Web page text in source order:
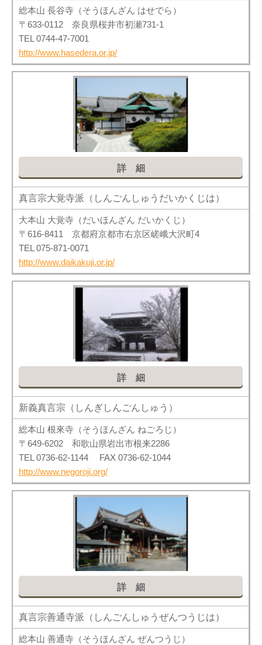
総本山 長谷寺（そうほんざん はせでら）
〒633-0112 奈良県桜井市初瀬731-1
TEL 0744-47-7001
http://www.hasedera.or.jp/
詳細
真言宗大覚寺派（しんごんしゅうだいかくじは）
大本山 大覚寺（だいほんざん だいかくじ）
〒616-8411 京都府京都市右京区嵯峨大沢町4
TEL 075-871-0071
http://www.daikakuji.or.jp/
詳細
新義真言宗（しんぎしんごんしゅう）
総本山 根來寺（そうほんざん ねごろじ）
〒649-6202 和歌山県岩出市根来2286
TEL 0736-62-1144 FAX 0736-62-1044
http://www.negoroji.org/
詳細
真言宗善通寺派（しんごんしゅうぜんつうじは）
総本山 善通寺（そうほんざん ぜんつうじ）